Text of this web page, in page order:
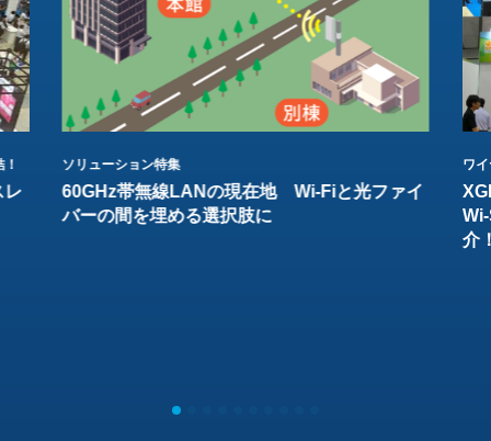
レ
ソリューション特集
60GHz帯無線LANの現在地 Wi-Fiと光ファイ
バーの間を埋める選択肢に
ワ
介